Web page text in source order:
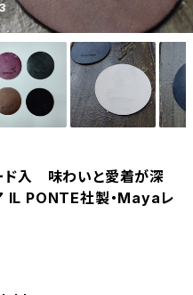
ド入 味わいと愛着が深
IL PONTE社製・Mayaレ